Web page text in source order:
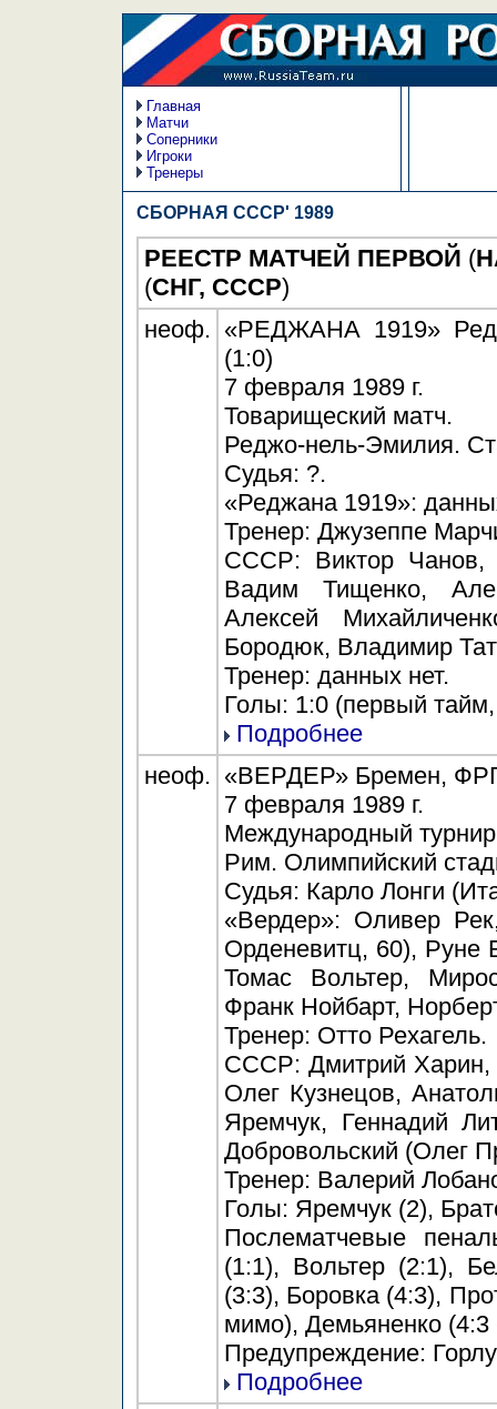
Главная
Матчи
Соперники
Игроки
Тренеры
СБОРНАЯ СССР' 1989
РЕЕСТР МАТЧЕЙ ПЕРВОЙ (
(СНГ, СССР)
неоф. «РЕДЖАНА 1919»
(1:0)
7 февраля 1989 г.
Товарищеский матч.
Реджо-нель-Эмилия.
Судья: ?.
«Реджана 1919»:
Тренер: Джузеппе
СССР: Виктор Чанов,
Вадим Тищенко,
Алексей
Бородюк, Владимир
Тренер: данных нет.
Голы: 1:0 (первый
Подробнее
неоф. «ВЕРДЕР» Бремен,
7 февраля 1989 г.
Международный
Рим. Олимпийский
Судья: Карло Лонги
«Вердер»: Оливер
Орденевитц, 60), Руне
Томас Вольтер,
Франк Нойбарт,
Тренер: Отто Рехагель.
СССР: Дмитрий Харин,
Олег Кузнецов,
Яремчук, Геннадий
Добровольский (Олег
Тренер: Валерий
Голы: Яремчук (2),
Послематчевые
(1:1), Вольтер (2:1),
(3:3), Боровка (4:3),
мимо), Демьяненко (4:3
Предупреждение:
Подробнее